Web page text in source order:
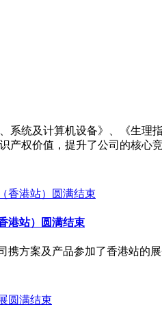
系统及计算机设备》、《生
权价值，提升了公司的核心
港站）圆满结束
携方案及产品参加了香港站的